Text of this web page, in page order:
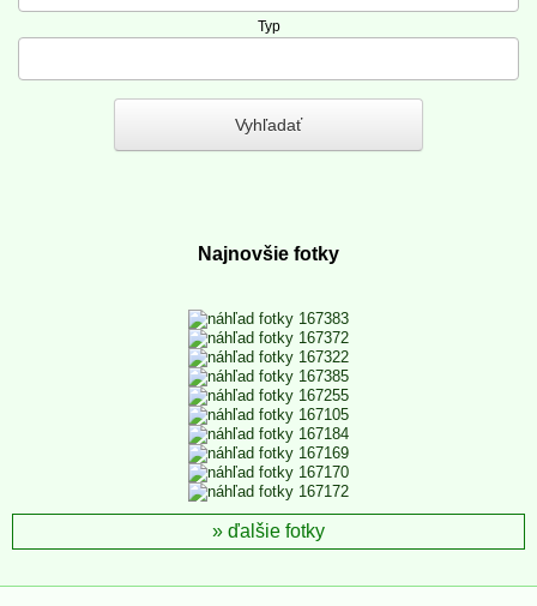
Typ
Najnovšie fotky
ďalšie fotky